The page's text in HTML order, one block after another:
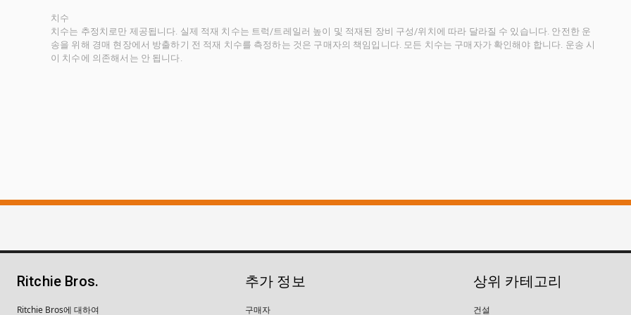
치수
치수는 추정치로만 제공됩니다. 실제 적재 치수는 트럭/트레일러 높이 및 적재된 장비 구성/위치에 따라 달라질 수 있습니다. 안전한 운
송을 위해 경매 현장에서 방출하기 전 적재 치수를 측정하는 것은 구매자의 책임입니다. 모든 치수는 구매자가 확인해야 합니다. 운송 시
이 치수에 의존해서는 안 됩니다.
Ritchie Bros.
Ritchie Bros에 대하여
추가 정보
구매자
상위 카테고리
건설